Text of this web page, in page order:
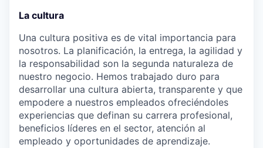
La cultura
Una cultura positiva es de vital importancia para
nosotros. La planificación, la entrega, la agilidad y
la responsabilidad son la segunda naturaleza de
nuestro negocio. Hemos trabajado duro para
desarrollar una cultura abierta, transparente y que
empodere a nuestros empleados ofreciéndoles
experiencias que definan su carrera profesional,
beneficios líderes en el sector, atención al
empleado y oportunidades de aprendizaje.